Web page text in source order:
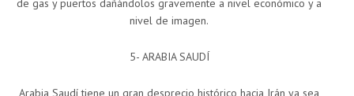
de gas y puertos dañándolos gravemente a nivel económico y a
nivel de imagen.
5- ARABIA SAUDÍ